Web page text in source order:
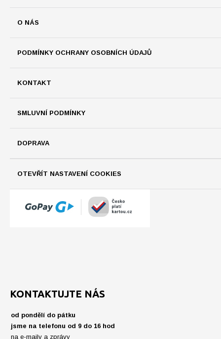
O NÁS
PODMÍNKY OCHRANY OSOBNÍCH ÚDAJŮ
KONTAKT
SMLUVNÍ PODMÍNKY
DOPRAVA
OTEVŘÍT NASTAVENÍ COOKIES
KONTAKTUJTE NÁS
od pondělí do pátku
jsme na telefonu od 9 do 16 hod
na e-maily a zprávy